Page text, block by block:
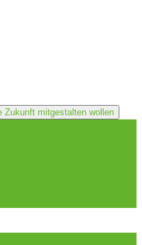
Zukunft mitgestalten wollen